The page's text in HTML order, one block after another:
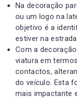
Na decoração
ou um logo na
objetivo é a
estiver na estrada.
Com a
viatura em
contactos,
do veículo. Esta
mais impactante